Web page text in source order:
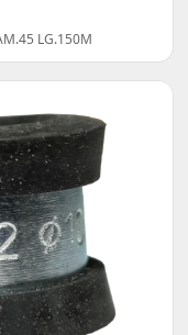
LG.150M